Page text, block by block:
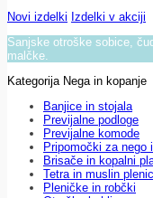
Novi izdelki Izdelki v akciji
Sanjske otroške sobice,
malčke.
Kategorija Nega in kopanje
Banjice in stojala
Previjalne podloge
Previjalne komode
Pripomočki za nego
Brisače in kopalni
Tetra in muslin
Pleničke in robčki